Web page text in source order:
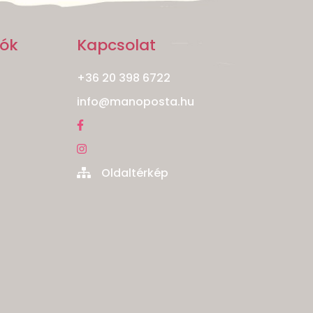
Kapcsolat
+36 20 398 6722
info@manoposta.hu
Oldaltérkép